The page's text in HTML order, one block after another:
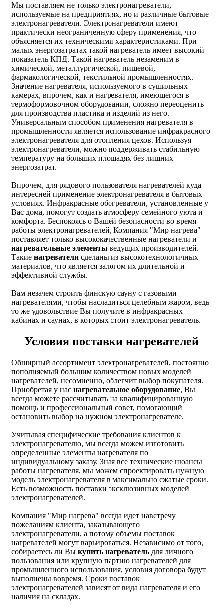
Мы поставляем не только электронагреватели,
используемые на предприятиях, но и различные бытовые
электронагреватели. Электронагреватели имеют
практически неограниченную сферу применения, что
объясняется их техническими характеристиками. При
малых энергозатратах такой нагреватель имеет высокий
показатель КПД. Такой нагреватель незаменим в
химической, металлургической, пищевой,
фармакологической, текстильной промышленностях.
Значение нагревателя, используемого в сушильных
камерах, впрочем, как и нагревателя, имеющегося в
термоформовочном оборудовании, сложно переоценить
для производства пластика и изделий из него.
Универсальным способом применения нагревателя в
промышленности является использование инфракрасного
электронагревателя для отопления цехов. Используя
электронагреватели, можно поддерживать стабильную
температуру на больших площадях без лишних
энергозатрат.
Впрочем, для рядового пользователя нагревателей куда
интересней применение электронагревателя в бытовых
условиях. Инфракрасные обогреватели, установленные у
Вас дома, помогут создать атмосферу семейного уюта и
комфорта. Беспокоясь о Вашей безопасности во время
работы электронагревателей, Компания "Мир нагрева"
поставляет только высококачественные нагреватели и
нагревательные элементы ведущих производителей.
Такие нагреватели сделаны из высокотехнологичных
материалов, что является залогом их длительной и
эффективной службы.
Вам незачем строить финскую сауну с газовыми
нагревателями, чтобы насладиться целебным жаром, ведь
то же удовольствие Вы получите в инфракрасных
кабинах и саунах, в которых стоит электронагреватель.
Условия поставки нагревателей
Обширный ассортимент электронагревателей, постоянно
пополняемый большим количеством новых моделей
нагревателей, несомненно, облегчит выбор покупателя.
Приобретая у нас нагревательное оборудование, Вы
всегда можете рассчитывать на квалифицированную
помощь и профессиональный совет, помогающий
остановить выбор на нужном электронагревателе.
Учитывая специфические требования клиентов к
электронагревателю, мы всегда можем изготовить
определенные элементы нагревателя по
индивидуальному заказу. Зная все технические нюансы
работы нагревателя, мы можем спроектировать нужную
модель электронагревателя в максимально сжатые сроки.
Есть возможность поставки эксклюзивных моделей
электронагревателей.
Компания "Мир нагрева" всегда идет навстречу
пожеланиям клиента, заказывающего
электронагреватели, а потому объемы поставок
нагревателей могут варьироваться. Независимо от того,
собираетесь ли Вы купить нагреватель для личного
пользования или крупную партию нагревателей для
промышленного использования, условия договора будут
выполнены вовремя. Сроки поставок
электронагревателей зависят от вида нагревателя и его
наличия на складах.